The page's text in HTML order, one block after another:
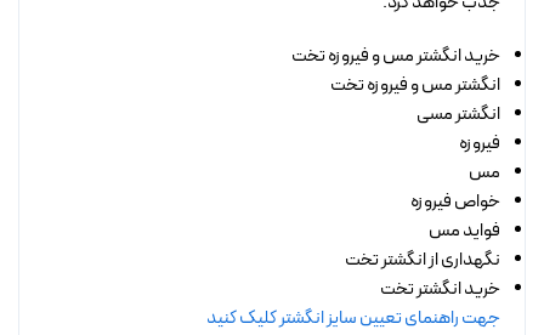
خرید انگشتر مس و فیروزه تخت
انگشتر مس و فیروزه تخت
انگشتر مسی
فیروزه
مس
خواص فیروزه
فواید مس
نگهداری از انگشتر تخت
خرید انگشتر تخت
جهت راهنمای تعیین سایز انگشتر کلیک کنید